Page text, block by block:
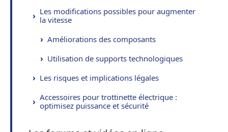
Les modifications possibles pour augmenter
la vitesse
Améliorations des composants
Utilisation de supports technologiques
Les risques et implications légales
Accessoires pour trottinette électrique :
optimisez puissance et sécurité